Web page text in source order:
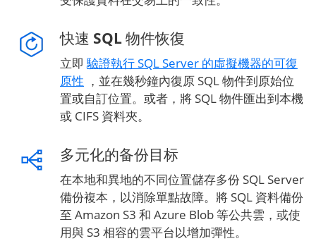
快速 SQL 物件恢復
立即驗證執行 SQL Server 的虛擬機器的可復
原性 ，並在幾秒鐘內復原 SQL 物件到原始位
置或自訂位置。或者，將 SQL 物件匯出到本機
或 CIFS 資料夾。
多元化的备份目标
在本地和異地的不同位置儲存多份 SQL Server
備份複本，以消除單點故障。將 SQL 資料備份
至 Amazon S3 和 Azure Blob 等公共雲，或使
用與 S3 相容的雲平台以增加彈性。